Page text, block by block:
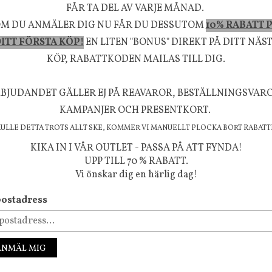
upplevelse och välbefinnande för dig
naturen och dess färgpalett erbjuder vi
ökar trivsel i ditt hem och ger det lilla extra
välmående!
FÖLJ OSS PÅ INSTAGRAM @JBHOME
FÅR TA DEL AV VARJE MÅNAD.
DU ANMÄLER DIG NU FÅR DU DESSUTOM10% RABATT
FÖRSTA KÖP!EN LITEN "BONUS" DIREKT PÅ DITT
KÖP, RABATTKODEN MAILAS TILL DIG.
GÄLLER EJ PÅ REAVAROR,
KAMPANJER OCH PRESENTKORT.
DETTA TROTS ALLT SKE, KOMMER VI MANUELLT PLOCKA BORT
KIKA IN I VÅR OUTLET - PASSA PÅ ATT FYNDA!
UPP TILL 70 % RABATT.
Vi önskar dig en härlig dag!
MIG